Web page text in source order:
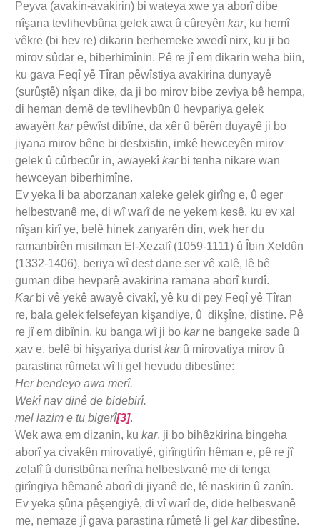
Peyva (avakin-avakirin) bi wateya xwe ya aborî dibe
nîşana tevlihevbûna gelek awa û cûreyên kar, ku hemî
vêkre (bi hev re) dikarin berhemeke xwedî nirx, ku ji bo
mirov sûdar e, biberhimînin. Pê re jî em dikarin weha biin,
ku gava Feqî yê Tîran pêwîstiya avakirina dunyayê
(surûştê) nîşan dike, da ji bo mirov bibe zeviya bê hempa,
di heman demê de tevlihevbûn û hevpariya gelek
awayên karpêwîst dibîne, da xêr û bêrên duyayê ji bo
jiyana mirov bêne bi destxistin, imkê hewceyên mirov
gelek û cûrbecûr in, awayekîkarbi tenha nikare wan
hewceyan biberhimîne.
Ev yeka li ba aborzanan xaleke gelek girîng e, û eger
helbestvanê me, di wî warî de ne yekem kesê, ku ev xal
nîşan kirî ye, belê hinek zanyarên din, wek her du
ramanbîrên misilman El-Xezalî (1059-1111) û Îbin Xeldûn
(1332-1406), beriya wî dest dane ser vê xalê, lê bê
guman dibe hevparê avakirina ramana aborî kurdî.
Karbi vê yekê awayê civakî, yê ku di pey Feqî yê Tîran
re, bala gelek felsefeyan kişandiye, û dikşîne, distine. Pê
re jî em dibînin, ku banga wî ji bo karne bangeke sade û
xav e, belê bi hişyariya duristkarû mirovatiya mirov û
parastina rûmeta wî li gel hevudu dibestîne:
Her bendeyo awa merî.
Wekî nav dinê de bidebirî.
mel lazim e tu bigerî[3].
Wek awa em dizanin, ku kar, ji bo bihêzkirina bingeha
aborî ya civakên mirovatiyê, girîngtirîn hêman e, pê re jî
zelalî û duristbûna nerîna helbestvanê me di tenga
girîngiya hêmanê aborî di jiyanê de, tê naskirin û zanîn.
Ev yeka şûna pêşengiyê, di vî warî de, dide helbesvanê
me, nemaze jî gava parastina rûmetê li gel kardibestîne.